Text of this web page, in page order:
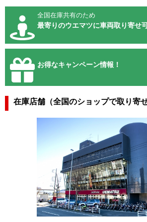
全国在庫共有のため
最寄りのウエマツに車両取り寄せ
お得なキャンペーン情報！
在庫店舗（全国のショップで取り寄